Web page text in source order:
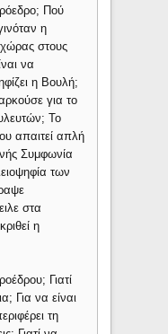
Πού
η
στους
να
η Βουλή;
για το
Το
απαιτεί απλή
Συμφωνία
των
στα
η
Γιατί
Για να είναι
τη